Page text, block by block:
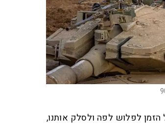
הזמן לפלוש לפה ולסלק אותנו,